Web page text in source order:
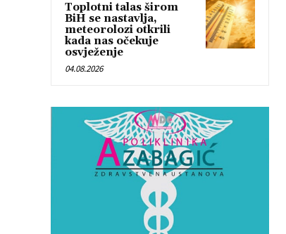
Toplotni talas širom
BiH se nastavlja,
meteorolozi otkrili
kada nas očekuje
osvježenje
04.08.2026